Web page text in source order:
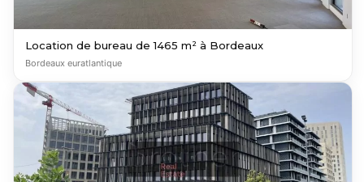
Location de bureau de 1465 m² à Bordeaux
Bordeaux euratlantique